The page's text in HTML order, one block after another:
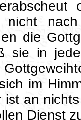
nicht
die
sie in
im
ist an
Dienst